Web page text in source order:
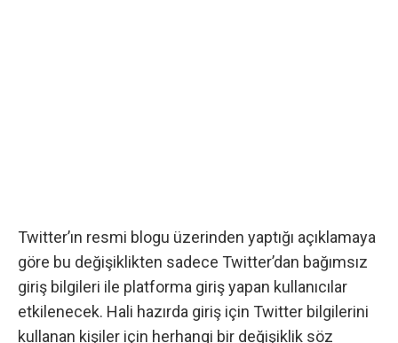
Twitter’ın resmi blogu üzerinden yaptığı açıklamaya
göre bu değişiklikten sadece Twitter’dan bağımsız
giriş bilgileri ile platforma giriş yapan kullanıcılar
etkilenecek. Hali hazırda giriş için Twitter bilgilerini
kullanan kişiler için herhangi bir değişiklik söz